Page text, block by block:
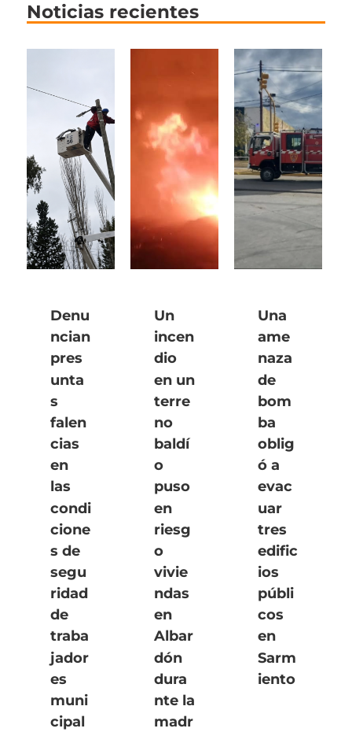
Noticias recientes
Denu
ncian
pres
unta
s
falen
cias
en
las
condi
cione
s de
segu
ridad
de
traba
jador
es
muni
cipal
Un
incen
dio
en un
terre
no
baldí
o
puso
en
riesg
o
vivie
ndas
en
Albar
dón
dura
nte la
madr
Una
ame
naza
de
bom
ba
oblig
ó a
evac
uar
tres
edific
ios
públi
cos
en
Sarm
iento